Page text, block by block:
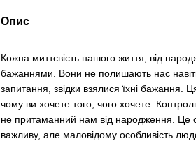
Опис
Кожна миттєвість нашого життя, від
бажаннями. Вони не полишають нас навіть
запитання, звідки взялися їхні бажання.
чому ви хочете того, чого хочете.
не притаманний нам від народження. Це
важливу, але маловідому особливість